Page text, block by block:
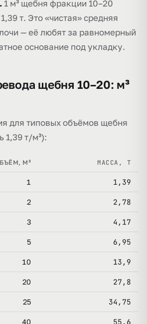
1 м³ щебня фракции 10–20
т. Это «чистая» средняя
— её любят за равномерный
основание под укладку.
щебня 10–20: м³
для типовых объёмов щебня
1,39 т/м³):
М³ МАССА, Т
1 1,39
2 2,78
3 4,17
5 6,95
10 13,9
20 27,8
25 34,75
40 55,6